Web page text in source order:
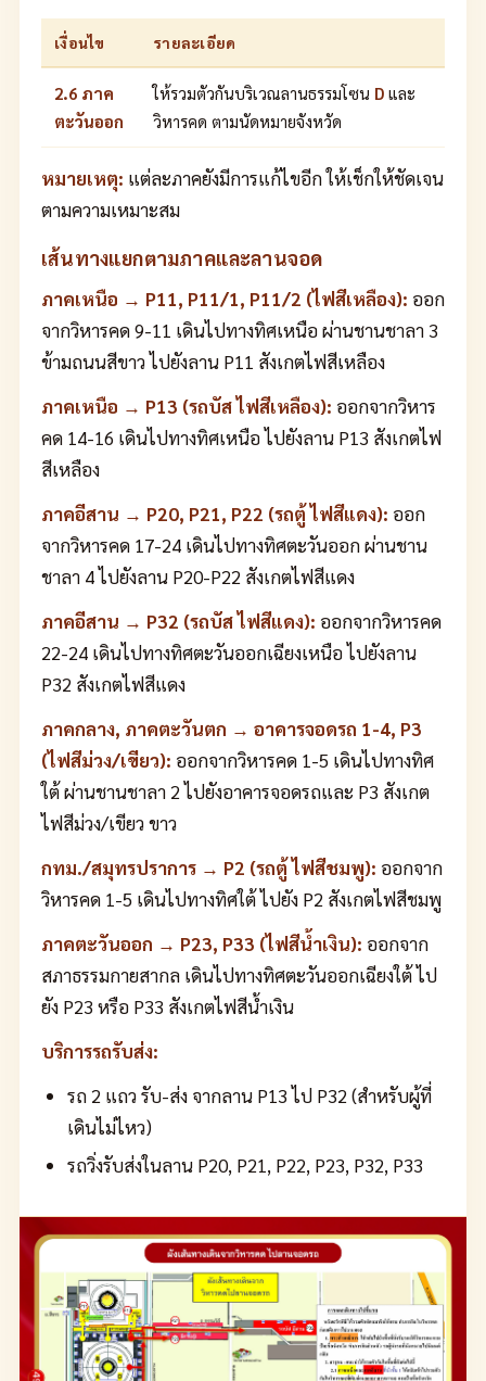
เงื่อนไข รายละเอียด
2.6 ภาค
ตะวันออก
ให้รวมตัวกันบริเวณลานธรรมโซน D และ
วิหารคด ตามนัดหมายจังหวัด
หมายเหตุ: แต่ละภาคยังมีการแก้ไขอีก ให้เช็กให้ชัดเจน
ตามความเหมาะสม
เส้นทางแยกตามภาคและลานจอด
ภาคเหนือ → P11, P11/1, P11/2 (ไฟสีเหลือง): ออก
จากวิหารคด 9-11 เดินไปทางทิศเหนือ ผ่านชานชาลา 3
ข้ามถนนสีขาว ไปยังลาน P11 สังเกตไฟสีเหลือง
ภาคเหนือ → P13 (รถบัส ไฟสีเหลือง): ออกจากวิหาร
คด 14-16 เดินไปทางทิศเหนือ ไปยังลาน P13 สังเกตไฟ
สีเหลือง
ภาคอีสาน → P20, P21, P22 (รถตู้ ไฟสีแดง): ออก
จากวิหารคด 17-24 เดินไปทางทิศตะวันออก ผ่านชาน
ชาลา 4 ไปยังลาน P20-P22 สังเกตไฟสีแดง
ภาคอีสาน → P32 (รถบัส ไฟสีแดง): ออกจากวิหารคด
22-24 เดินไปทางทิศตะวันออกเฉียงเหนือ ไปยังลาน
P32 สังเกตไฟสีแดง
ภาคกลาง, ภาคตะวันตก → อาคารจอดรถ 1-4, P3
(ไฟสีม่วง/เขียว): ออกจากวิหารคด 1-5 เดินไปทางทิศ
ใต้ ผ่านชานชาลา 2 ไปยังอาคารจอดรถและ P3 สังเกต
ไฟสีม่วง/เขียว ขาว
กทม./สมุทรปราการ → P2 (รถตู้ ไฟสีชมพู): ออกจาก
วิหารคด 1-5 เดินไปทางทิศใต้ ไปยัง P2 สังเกตไฟสีชมพู
ภาคตะวันออก → P23, P33 (ไฟสีน้ำเงิน): ออกจาก
สภาธรรมกายสากล เดินไปทางทิศตะวันออกเฉียงใต้ ไป
ยัง P23 หรือ P33 สังเกตไฟสีน้ำเงิน
บริการรถรับส่ง:
รถ 2 แถว รับ-ส่ง จากลาน P13 ไป P32 (สำหรับผู้ที่
เดินไม่ไหว)
รถวิ่งรับส่งในลาน P20, P21, P22, P23, P32, P33